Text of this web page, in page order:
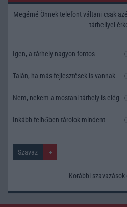
Megérné Önnek telefont váltani csak
tárhellyel
Igen, a tárhely nagyon fontos
Talán, ha más fejlesztések is vannak
Nem, nekem a mostani tárhely is elég
Inkább felhőben tárolok mindent
Korábbi